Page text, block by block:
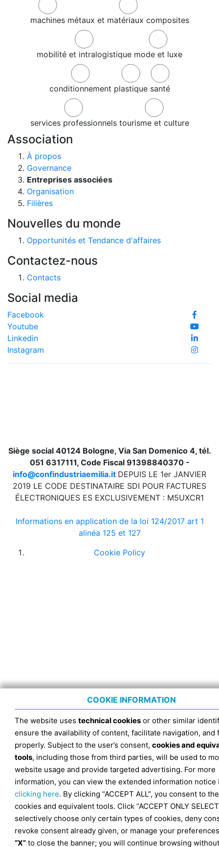
machines métaux et matériaux composites
mobilité et intralogistique mode et luxe
conditionnement plastique santé
services professionnels tourisme et culture
Association
À propos
Governance
Entreprises associées
Organisation
Filières
Nouvelles du monde
Opportunités et Tendance d'affaires
Contactez-nous
Contacts
Social media
Facebook
Youtube
Linkedin
Instagram
Siège social 40124 Bologne, Via San Domenico 4, tél.
051 6317111, Code Fiscal 91398840370 -
info@confindustriaemilia.it DEPUIS LE 1er JANVIER
2019 LE CODE DESTINATAIRE SDI POUR FACTURES
ÉLECTRONIQUES ES EXCLUSIVEMENT : M5UXCR1
Informations en application de la loi 124/2017 art 1
alinéa 125 et 127
Cookie Policy
COOKIE INFORMATION
The website uses technical cookies or other similar
ensure the availability of content, facilitate navigation, and
properly. Subject to the user’s consent, cookies and
tools, including those from third parties, will be used to
website usage and provide targeted advertising. For more
information, you can view the extended information notice
clicking here. By clicking “ACCEPT ALL”, you consent to
cookies and equivalent tools. Click “ACCEPT ONLY
selectively choose only certain types of cookies, deny
revoke consent already given, or manage your
“X” to close the banner; you will continue browsing without